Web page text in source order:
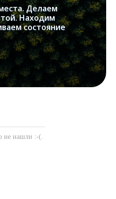
Делаем
Находим
состояние
не нашли :-(.